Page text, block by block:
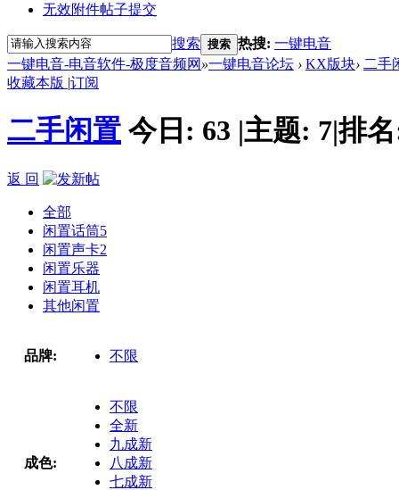
无效附件帖子提交
搜索 搜索 热搜: 一键电音
一键电音-电音软件-极度音频网 »一键电音论坛 › KX版块› 二手
收藏本版 |订阅
二手闲置 今日: 63 |主题: 7|排
返 回
全部
闲置话筒5
闲置声卡2
闲置乐器
闲置耳机
其他闲置
品牌: 不限
成色:
不限
全新
九成新
八成新
七成新